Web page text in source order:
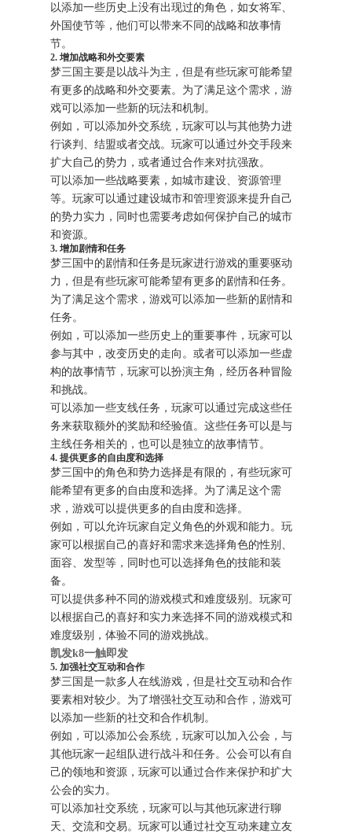
以添加一些历史上没有出现过的角色，如女将军、
外国使节等，他们可以带来不同的战略和故事情
节。
2. 增加战略和外交要素
梦三国主要是以战斗为主，但是有些玩家可能希望
有更多的战略和外交要素。为了满足这个需求，游
戏可以添加一些新的玩法和机制。
例如，可以添加外交系统，玩家可以与其他势力进
行谈判、结盟或者交战。玩家可以通过外交手段来
扩大自己的势力，或者通过合作来对抗强敌。
可以添加一些战略要素，如城市建设、资源管理
等。玩家可以通过建设城市和管理资源来提升自己
的势力实力，同时也需要考虑如何保护自己的城市
和资源。
3. 增加剧情和任务
梦三国中的剧情和任务是玩家进行游戏的重要驱动
力，但是有些玩家可能希望有更多的剧情和任务。
为了满足这个需求，游戏可以添加一些新的剧情和
任务。
例如，可以添加一些历史上的重要事件，玩家可以
参与其中，改变历史的走向。或者可以添加一些虚
构的故事情节，玩家可以扮演主角，经历各种冒险
和挑战。
可以添加一些支线任务，玩家可以通过完成这些任
务来获取额外的奖励和经验值。这些任务可以是与
主线任务相关的，也可以是独立的故事情节。
4. 提供更多的自由度和选择
梦三国中的角色和势力选择是有限的，有些玩家可
能希望有更多的自由度和选择。为了满足这个需
求，游戏可以提供更多的自由度和选择。
例如，可以允许玩家自定义角色的外观和能力。玩
家可以根据自己的喜好和需求来选择角色的性别、
面容、发型等，同时也可以选择角色的技能和装
备。
可以提供多种不同的游戏模式和难度级别。玩家可
以根据自己的喜好和实力来选择不同的游戏模式和
难度级别，体验不同的游戏挑战。
凯发k8一触即发
5. 加强社交互动和合作
梦三国是一款多人在线游戏，但是社交互动和合作
要素相对较少。为了增强社交互动和合作，游戏可
以添加一些新的社交和合作机制。
例如，可以添加公会系统，玩家可以加入公会，与
其他玩家一起组队进行战斗和任务。公会可以有自
己的领地和资源，玩家可以通过合作来保护和扩大
公会的实力。
可以添加社交系统，玩家可以与其他玩家进行聊
天、交流和交易。玩家可以通过社交互动来建立友